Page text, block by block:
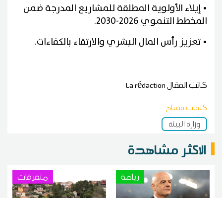
• إيلاء الأولوية المطلقة للمشاريع المدرجة ضمن
المخطط التنموي 2026-2030.
• تعزيز رأس المال البشري والارتقاء بالكفاءات.
كاتب المقالLa rédaction
كلمات مفتاح
وزارة البيئة
الاكثر مشاهدة
رياضة متفرقات